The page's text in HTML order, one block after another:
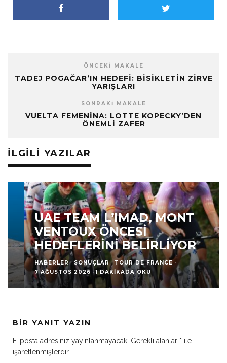
ÖNCEKI MAKALE
TADEJ POGAČAR’IN HEDEFI: BISIKLETIN ZIRVE
YARIŞLARI
SONRAKI MAKALE
VUELTA FEMENINA: LOTTE KOPECKY’DEN
ÖNEMLI ZAFER
İLGILI YAZILAR
UAE TEAM L’IMAD, MONT
VENTOUX ÖNCESI
HEDEFLERINI BELIRLIYOR
HABERLER SONUÇLAR TOUR DE FRANCE ·
7 AĞUSTOS 2026 · 1 DAKIKADA OKU
BIR YANIT YAZIN
E-posta adresiniz yayınlanmayacak. Gerekli alanlar * ile
işaretlenmişlerdir